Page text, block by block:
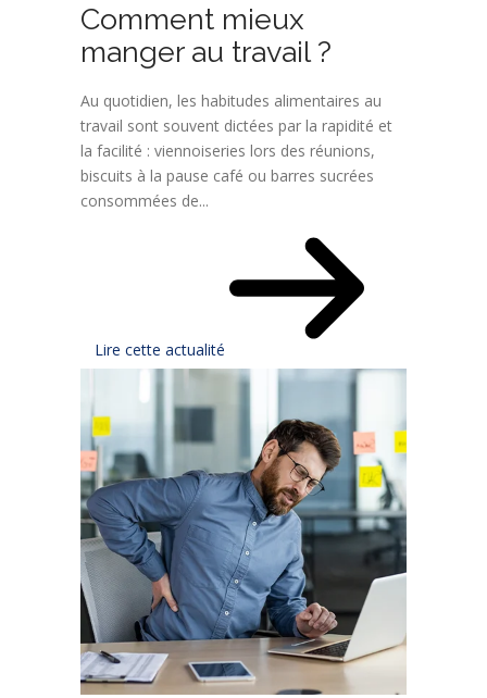
Comment mieux
manger au travail ?
Au quotidien, les habitudes alimentaires au
travail sont souvent dictées par la rapidité et
la facilité : viennoiseries lors des réunions,
biscuits à la pause café ou barres sucrées
consommées de...
Lire cette actualité